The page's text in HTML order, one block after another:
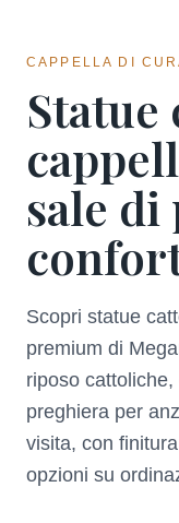
CAPPELLA DI
sale di
Scopri statue
premium di
riposo
preghiera per
visita, con
opzioni su